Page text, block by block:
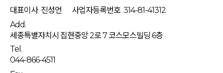
대표이사 진성언 사업자등록번호 314-81-41312
Add.
세종특별자치시 집현중앙 2로 7 코스모스빌딩 6층
Tel.
044-866-4511